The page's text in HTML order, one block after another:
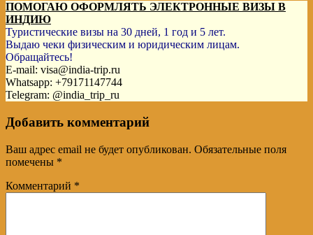
ПОМОГАЮ ОФОРМЛЯТЬ ЭЛЕКТРОННЫЕ ВИЗЫ В
ИНДИЮ
Туристические визы на 30 дней, 1 год и 5 лет.
Выдаю чеки физическим и юридическим лицам.
Обращайтесь!
E-mail: visa@india-trip.ru
Whatsapp: +79171147744
Telegram: @india_trip_ru
Добавить комментарий
Ваш адрес email не будет опубликован. Обязательные поля
помечены *
Комментарий *